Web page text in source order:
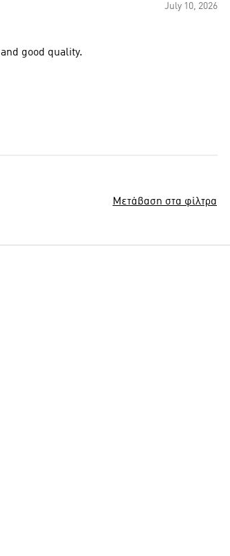
July 10, 2026
of fold away hood, lightweight and good quality.
Μετάβαση στα φίλτρα